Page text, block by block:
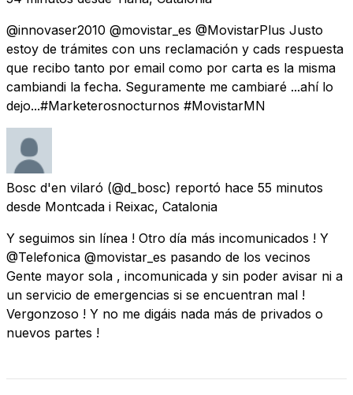
@innovaser2010 @movistar_es @MovistarPlus Justo
estoy de trámites con uns reclamación y cads respuesta
que recibo tanto por email como por carta es la misma
cambiandi la fecha. Seguramente me cambiaré ...ahí lo
dejo...#Marketerosnocturnos #MovistarMN
Bosc d'en vilaró (@d_bosc) reportó hace 55 minutos
desde Montcada i Reixac, Catalonia
Y seguimos sin línea ! Otro día más incomunicados ! Y
@Telefonica @movistar_es pasando de los vecinos
Gente mayor sola , incomunicada y sin poder avisar ni a
un servicio de emergencias si se encuentran mal !
Vergonzoso ! Y no me digáis nada más de privados o
nuevos partes !